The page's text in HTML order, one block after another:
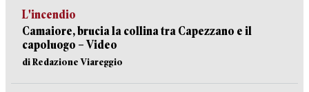
L'incendio
Camaiore, brucia la collina tra Capezzano e il
capoluogo – Video
di Redazione Viareggio